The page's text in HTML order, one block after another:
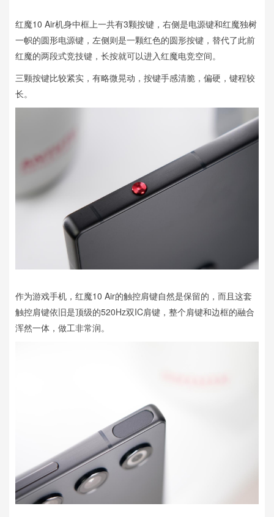
红魔10 Air机身中框上一共有3颗按键，右侧是电源键和红魔独树
一帜的圆形电源键，左侧则是一颗红色的圆形按键，替代了此前
红魔的两段式竞技键，长按就可以进入红魔电竞空间。
三颗按键比较紧实，有略微晃动，按键手感清脆，偏硬，键程较
长。
作为游戏手机，红魔10 Air的触控肩键自然是保留的，而且这套
触控肩键依旧是顶级的520Hz双IC肩键，整个肩键和边框的融合
浑然一体，做工非常润。